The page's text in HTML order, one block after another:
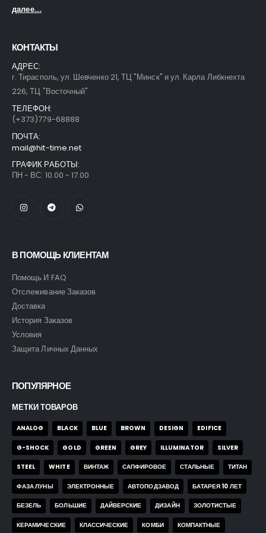
далее...
КОНТАКТЫ
АДРЕС:
г. Тирасполь, ул. Шевченко 21, ТЦ "Минск" и ул. Карла Либкнехта
226, ТЦ "Восточный"
ТЕЛЕФОН:
(+373)779-68888
ПОЧТА:
mail@hit-time.net
ГРАФИК РАБОТЫ:
ПН - ВС: 10.00 - 17.00
В ПОМОЩЬ КЛИЕНТАМ
Помощь И FAQ
Отслеживание Заказов
Доставка
История Заказов
Условия
Защита Личных Данных
ПОПУЛЯРНОЕ
МЕТКИ ТОВАРОВ
ANALOG BLACK BLUE BROWN DESIGN EDIFICE
G-SHOCK GOLD GREEN GREY ILLUMINATOR SILVER
STEEL WHITE ВИНТАЖ САПФИРОВОЕ СТАЛЬНЫЕ ТИТАН
ФАЗА ЛУНЫ ЭЛЕКТРОННЫЕ АВТОПОДЗАВОД БАТАРЕЯ 10 ЛЕТ
БЕЗЕЛЬ БОЛЬШИЕ ДАЙВЕРСКИЕ ДИЗАЙН ЗОЛОТИСТЫЕ
КЕРАМИЧЕСКИЕ КЛАССИЧЕСКИЕ КОМБИ КОМПАКТНЫЕ